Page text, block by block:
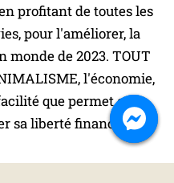
profitant de toutes les
pour l'améliorer, la
monde de 2023. TOUT
l'économie,
que permet cette
sa liberté financière.